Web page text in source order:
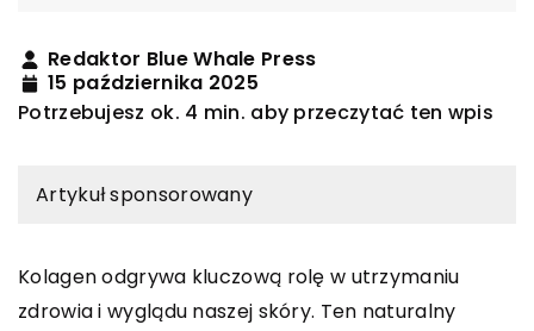
Redaktor Blue Whale Press
15 października 2025
Potrzebujesz ok. 4 min. aby przeczytać ten wpis
Artykuł sponsorowany
Kolagen odgrywa kluczową rolę w utrzymaniu
zdrowia i wyglądu naszej skóry. Ten naturalny